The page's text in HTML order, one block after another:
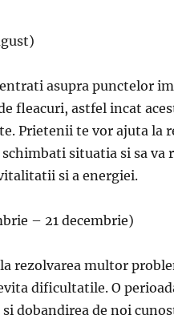
asupra punctelor
fleacuri, astfel incat
Prietenii te vor ajuta la
situatia si sa va
si a energiei.
– 21 decembrie)
rezolvarea multor
dificultatile. O
dobandirea de noi